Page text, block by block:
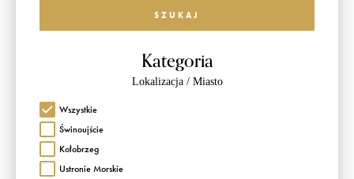
SZUKAJ
Kategoria
Lokalizacja / Miasto
Wszystkie
Świnoujście
Kołobrzeg
Ustronie Morskie